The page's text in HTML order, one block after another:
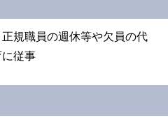
規職員の週休等や欠員の代
従事